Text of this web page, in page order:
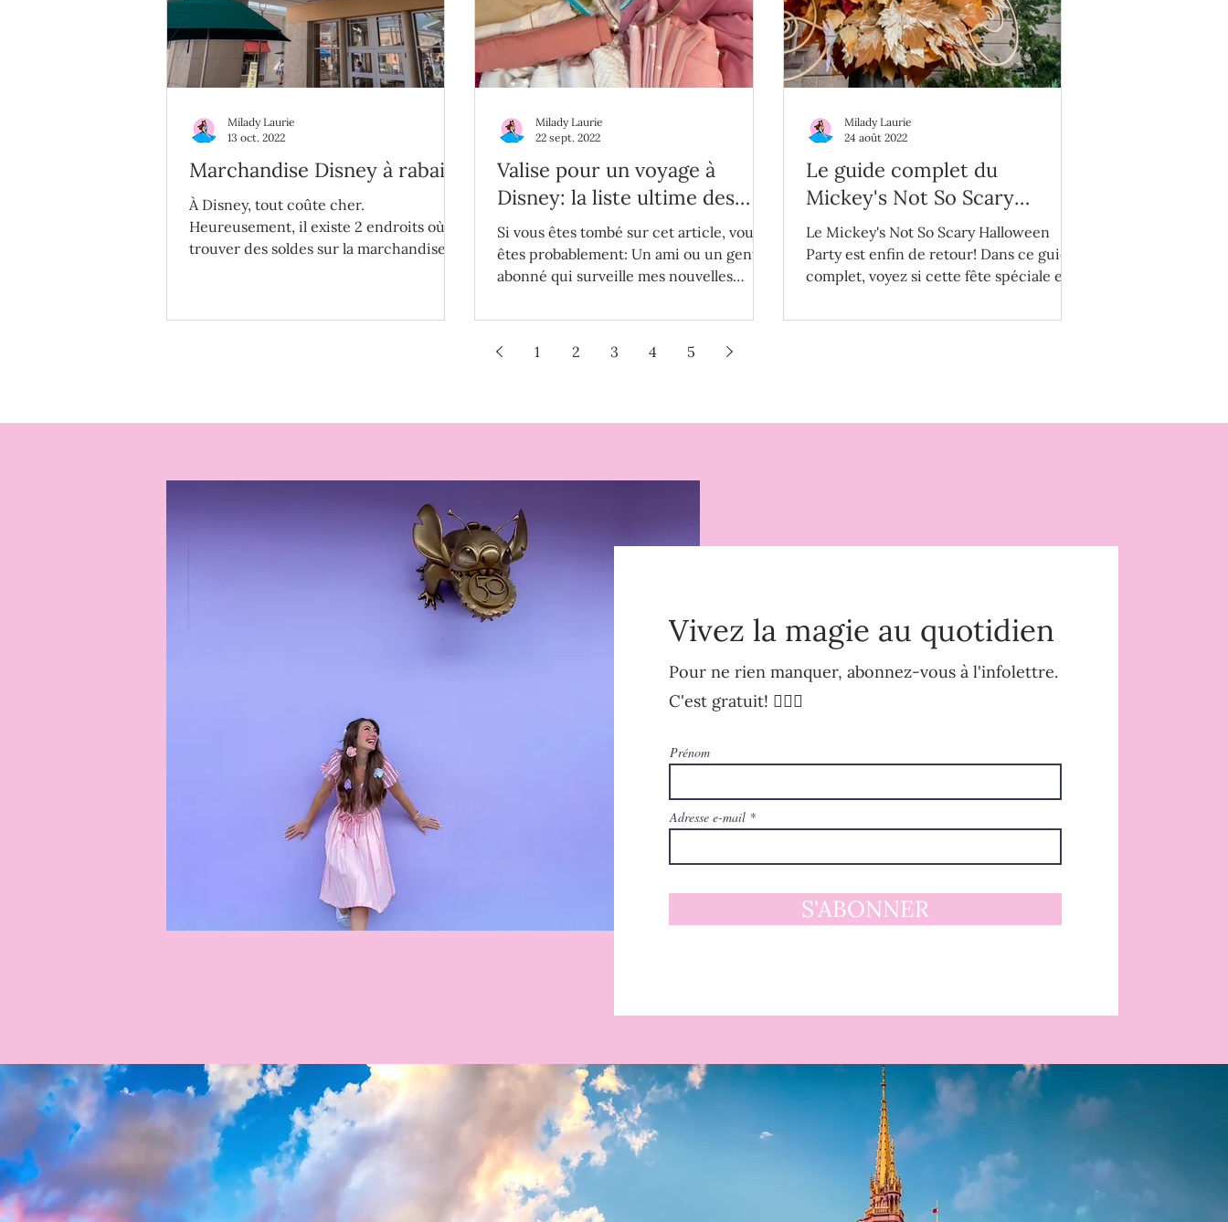
Marchandise Disney à rabais
À Disney, tout coûte cher.
Heureusement, il existe 2 endroits où
trouver des soldes sur la marchandise
Milady Laurie
13 oct. 2022
Valise pour un voyage à
Disney: la liste ultime des
choses à apporter
Si vous êtes tombé sur cet article, vous
êtes probablement: Un ami ou un gentil
abonné qui surveille mes nouvelles
Milady Laurie
22 sept. 2022
Le guide complet du
Mickey's Not So Scary
Halloween Party 2022
Le Mickey's Not So Scary Halloween
Party est enfin de retour! Dans ce guide
complet, voyez si cette fête spéciale est
Milady Laurie
24 août 2022
1 2 3 4 5
Vivez la magie au quotidien
Pour ne rien manquer, abonnez-vous à l'infolettre.
C'est gratuit! 🧚🏻‍♀️
Prénom
Adresse e-mail
S'ABONNER